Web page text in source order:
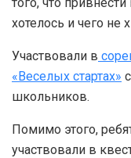
хотелось и чего не
Участвовали в
«Веселых стартах»
школьников.
Помимо этого,
участвовали в